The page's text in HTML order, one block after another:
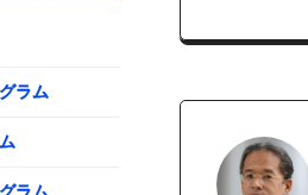
ラム